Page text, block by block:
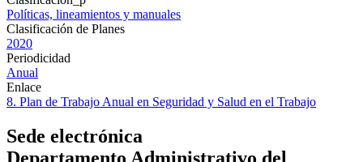
Políticas, lineamientos y manuales
Clasificación de Planes
2020
Periodicidad
Anual
Enlace
8. Plan de Trabajo Anual en Seguridad y Salud en el Trabajo
Sede electrónica